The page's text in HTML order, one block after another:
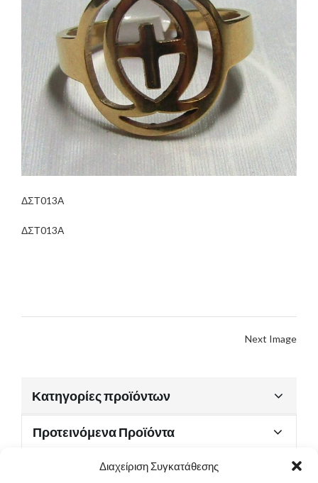
Διαχείριση Συγκατάθεσης
ΔΣΤ013Α
ΔΣΤ013Α
Next Image
Κατηγορίες προϊόντων
Προτεινόμενα Προϊόντα